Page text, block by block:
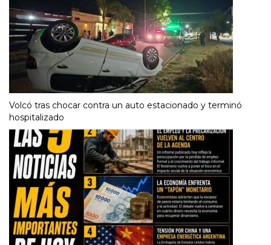
Volcó tras chocar contra un auto estacionado y terminó
hospitalizado